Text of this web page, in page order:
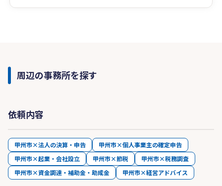
周辺の事務所を探す
依頼内容
甲州市×法人の決算・申告
甲州市×個人事業主の確定申告
甲州市×起業・会社設立
甲州市×節税
甲州市×税務調査
甲州市×資金調達・補助金・助成金
甲州市×経営アドバイス